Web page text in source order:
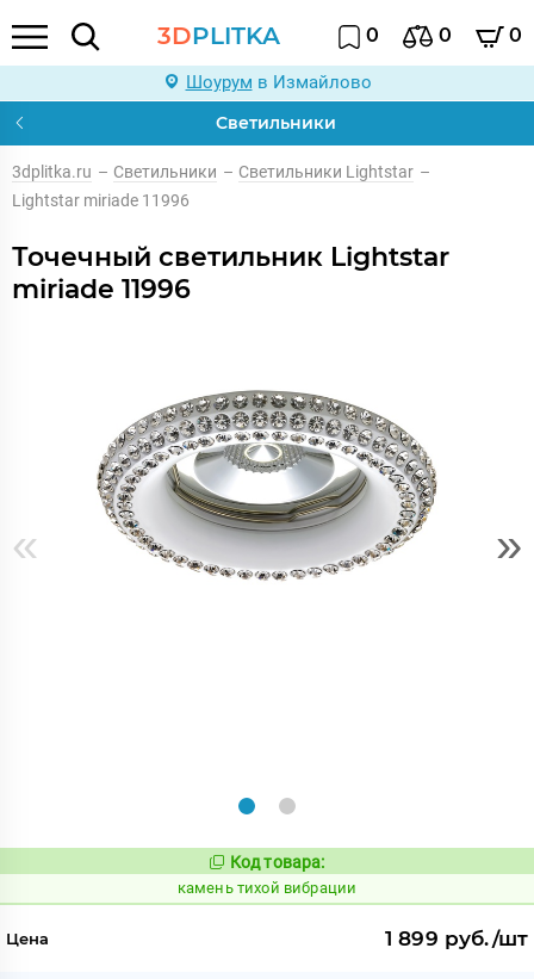
3DPLITKA 0 0 0
Шоурум в Измайлово
Светильники
3dplitka.ru – Светильники – Светильники Lightstar –
Lightstar miriade 11996
Точечный светильник Lightstar
miriade 11996
« »
Код:
622010
Код товара:
камень тихой вибрации
Цена 1 899 руб./шт